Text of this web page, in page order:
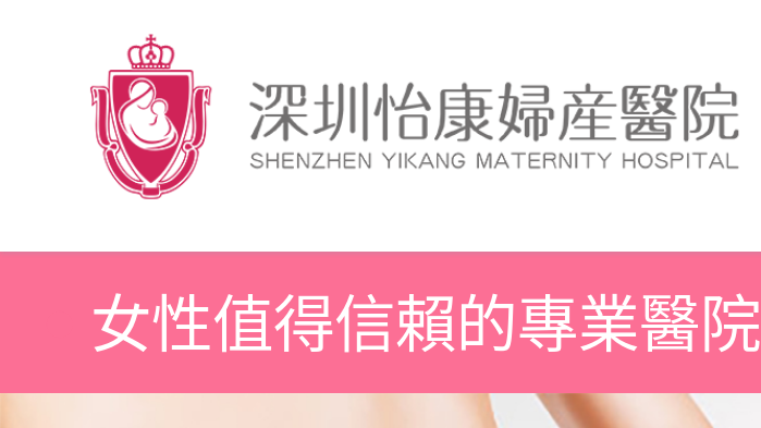
女性值得信賴的專業醫院